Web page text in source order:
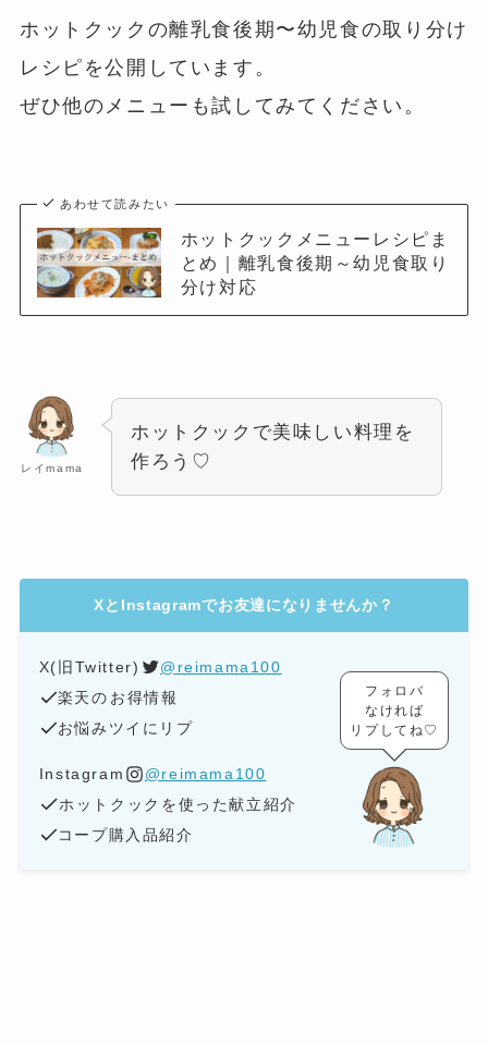
ホットクックの離乳食後期〜幼児食の取り分け
レシピを公開しています。
ぜひ他のメニューも試してみてください。
あわせて読みたい
ホットクックメニューレシピま
とめ｜離乳食後期～幼児食取り
分け対応
レイmama
ホットクックで美味しい料理を
作ろう♡
XとInstagramでお友達になりませんか？
X(旧Twitter)
@reimama100
楽天の お得情報
お悩みツイにリプ
Instagram
@reimama100
ホットクックを使った献立紹介
コープ購入品紹介
フォロバ
なければ
リプしてね♡